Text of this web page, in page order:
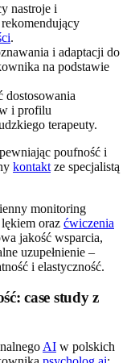
nastroje i
.
i adaptacji do
na podstawie
dostosowania
i profilu
terapeuty.
poufność i
kontakt ze specjalistą
monitoring
oraz ćwiczenia
jakość wsparcia,
uzupełnienie –
i elastyczność.
case study z
AI w polskich